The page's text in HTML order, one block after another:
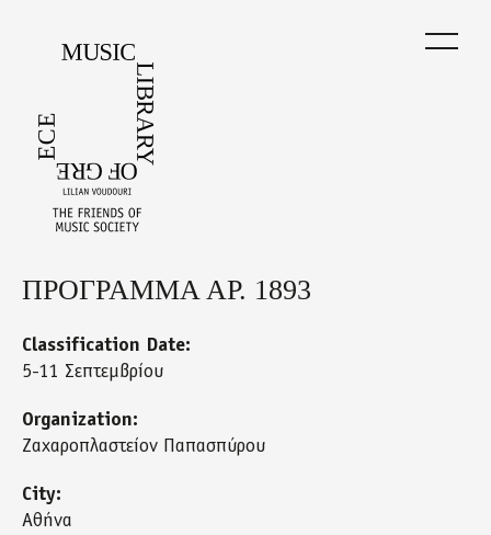
Back
top
ΠΡΟΓΡΑΜΜΑ ΑΡ. 1893
Classification Date:
5-11 Σεπτεμβρίου
Organization:
Ζαχαροπλαστείον Παπασπύρου
City:
Αθήνα